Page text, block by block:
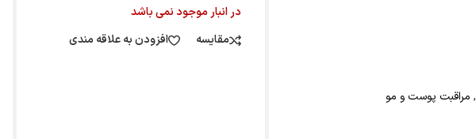
, مراقبت پوست و مو
در انبار موجود نمی باشد
مقایسه
افزودن به علاقه مندی